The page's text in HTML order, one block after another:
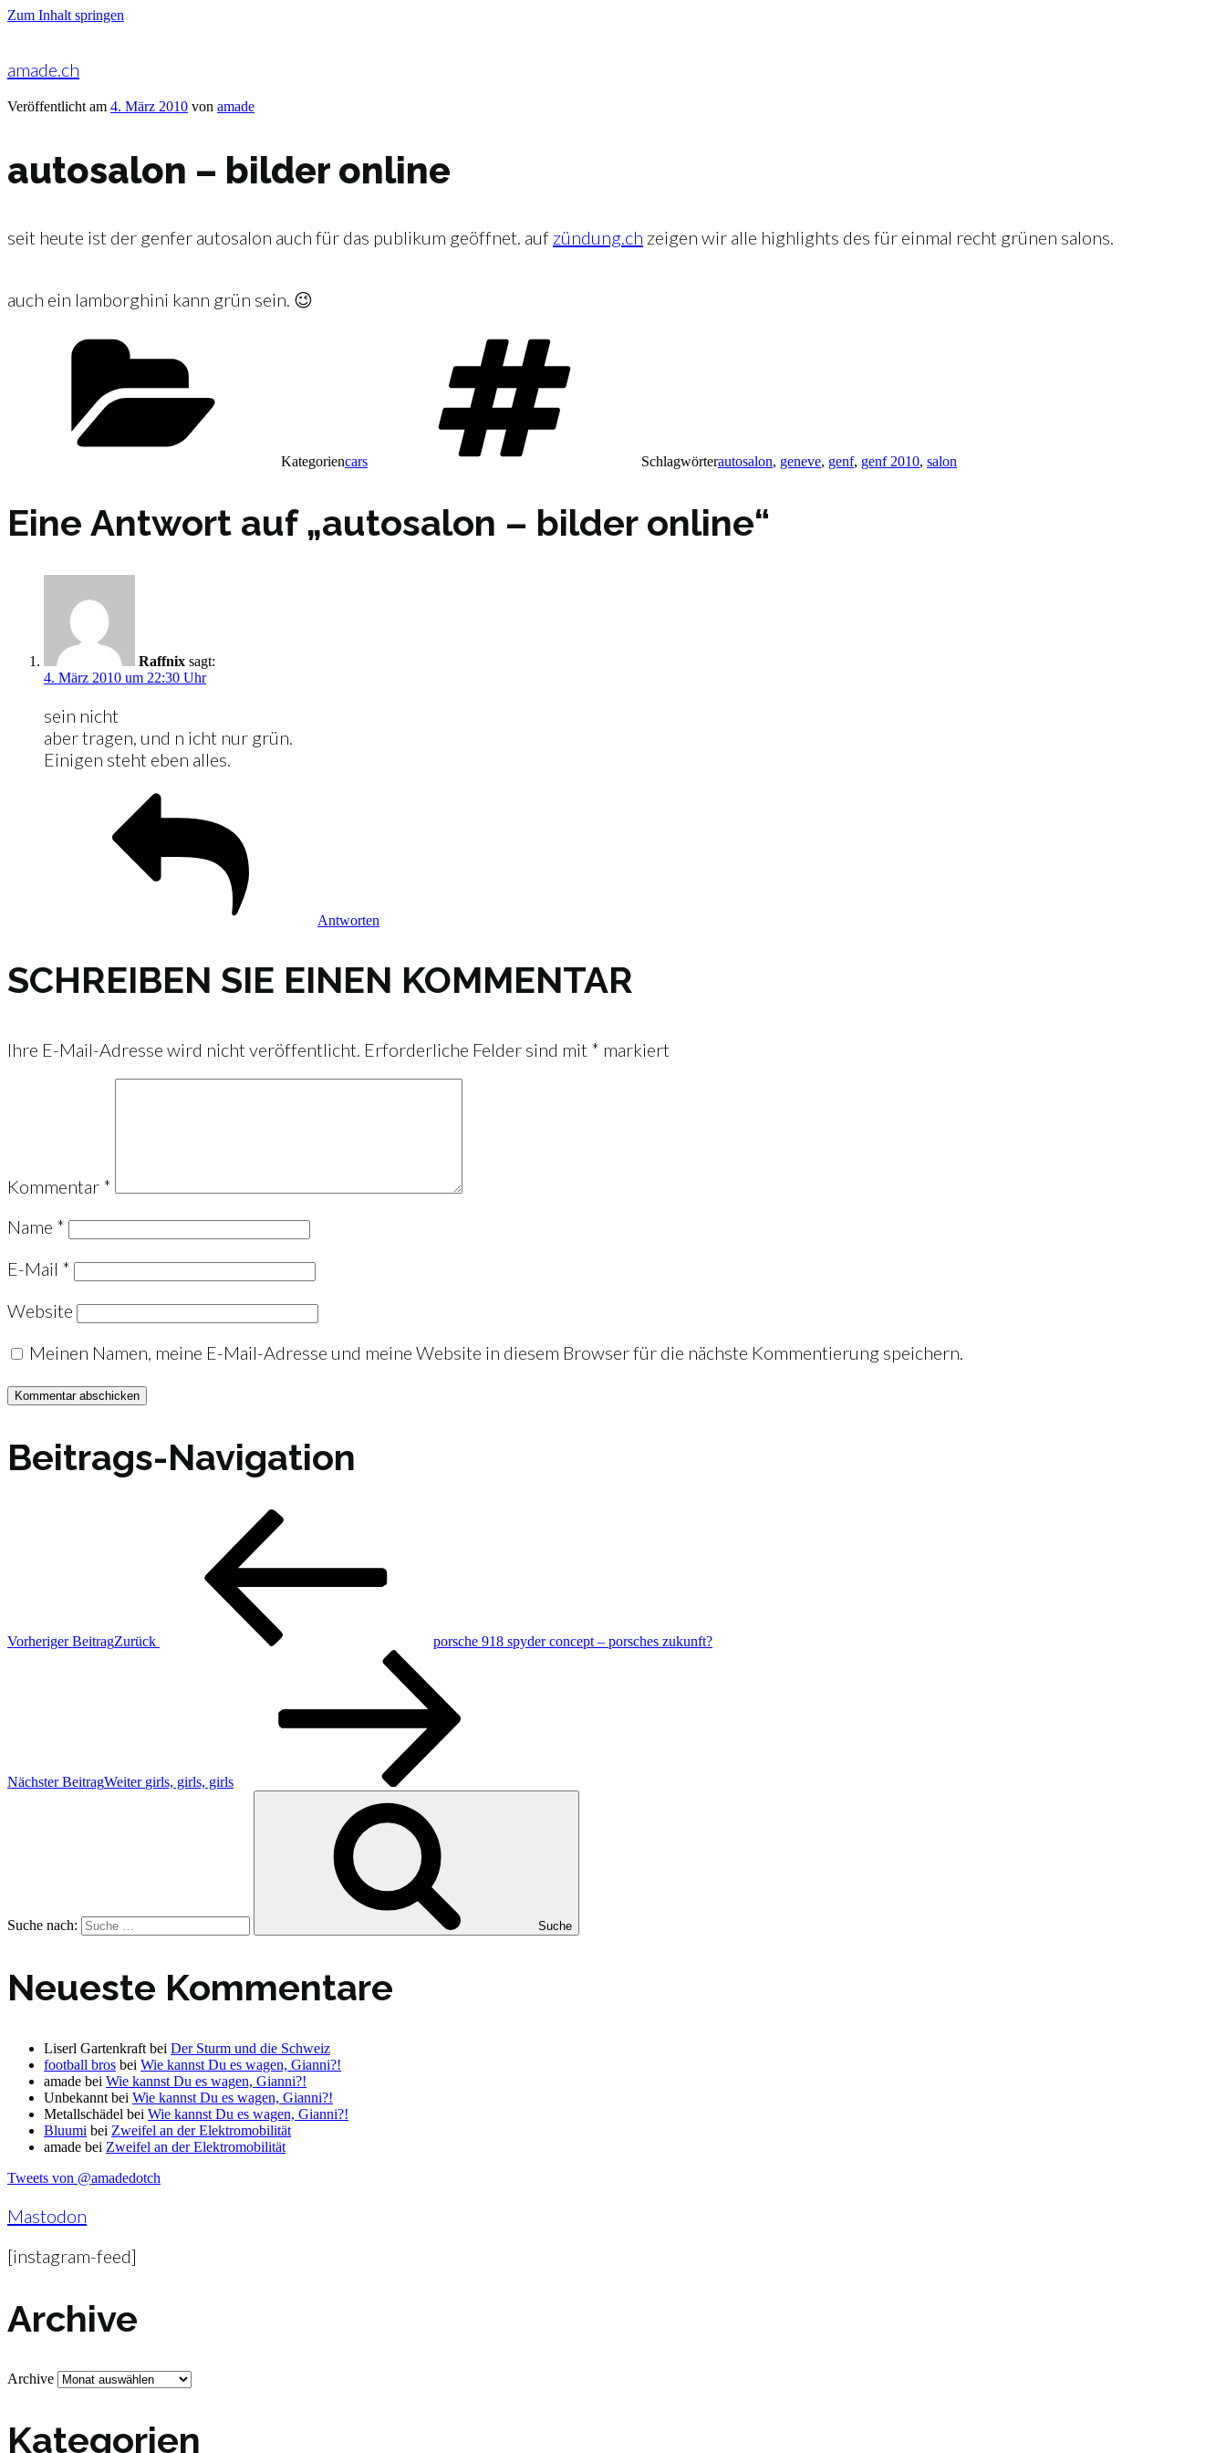
Zum Inhalt springen
amade.ch
Veröffentlicht am 4. März 2010 von amade
autosalon – bilder online
seit heute ist der genfer autosalon auch für das publikum geöffnet. auf zündung.ch zeigen wir alle highlights des für einmal recht grünen salons.
auch ein lamborghini kann grün sein. 😉
Kategoriencars Schlagwörterautosalon, geneve, genf, genf 2010, salon
Eine Antwort auf „autosalon – bilder online“
Raffnix sagt:
4. März 2010 um 22:30 Uhr
sein nicht
aber tragen, und n icht nur grün.
Einigen steht eben alles.
Antworten
SCHREIBEN SIE EINEN KOMMENTAR
Ihre E-Mail-Adresse wird nicht veröffentlicht. Erforderliche Felder sind mit * markiert
Kommentar *
Name *
E-Mail *
Website
Meinen Namen, meine E-Mail-Adresse und meine Website in diesem Browser für die nächste Kommentierung speichern.
Beitrags-Navigation
Vorheriger BeitragZurück porsche 918 spyder concept – porsches zukunft?
Nächster BeitragWeiter girls, girls, girls
Suche nach: Suche
Neueste Kommentare
Liserl Gartenkraft bei Der Sturm und die Schweiz
football bros bei Wie kannst Du es wagen, Gianni?!
amade bei Wie kannst Du es wagen, Gianni?!
Unbekannt bei Wie kannst Du es wagen, Gianni?!
Metallschädel bei Wie kannst Du es wagen, Gianni?!
Bluumi bei Zweifel an der Elektromobilität
amade bei Zweifel an der Elektromobilität
Tweets von @amadedotch
Mastodon
[instagram-feed]
Archive
Archive
Kategorien